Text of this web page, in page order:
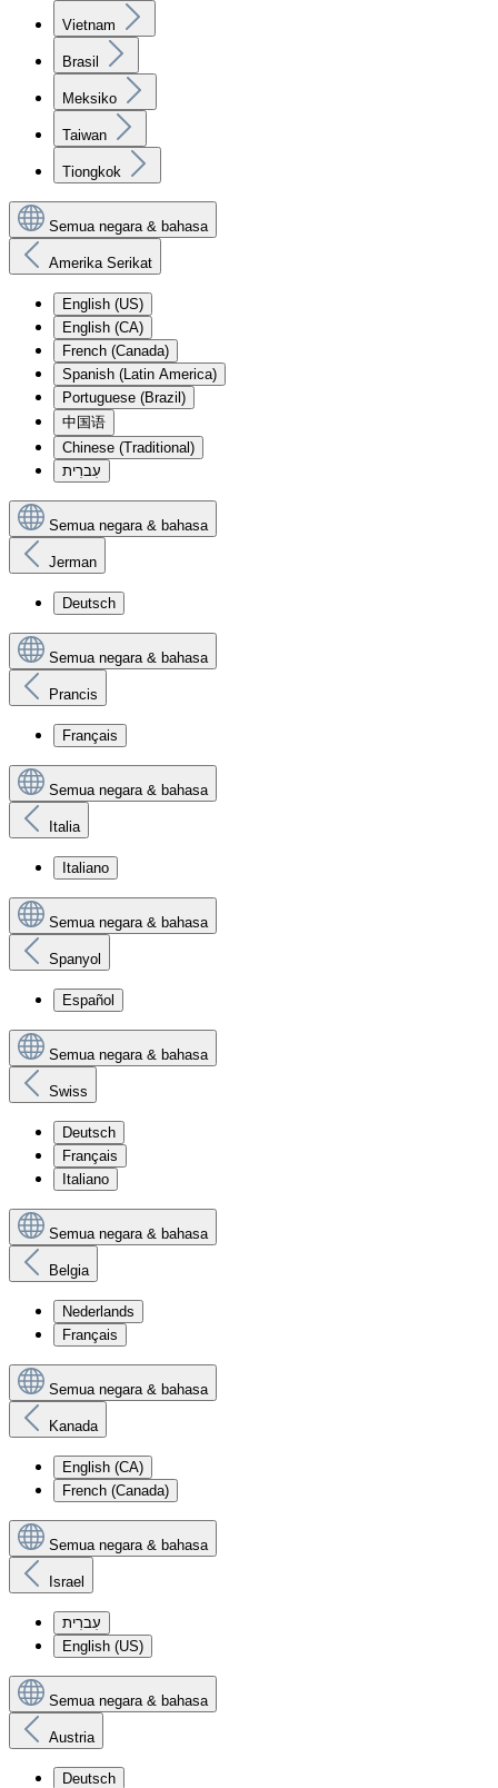
Vietnam
Brasil
Meksiko
Taiwan
Tiongkok
Semua negara & bahasa
Amerika Serikat
English (US)
English (CA)
French (Canada)
Spanish (Latin America)
Portuguese (Brazil)
中国语
Chinese (Traditional)
עִברִית
Semua negara & bahasa
Jerman
Deutsch
Semua negara & bahasa
Prancis
Français
Semua negara & bahasa
Italia
Italiano
Semua negara & bahasa
Spanyol
Español
Semua negara & bahasa
Swiss
Deutsch
Français
Italiano
Semua negara & bahasa
Belgia
Nederlands
Français
Semua negara & bahasa
Kanada
English (CA)
French (Canada)
Semua negara & bahasa
Israel
עִברִית
English (US)
Semua negara & bahasa
Austria
Deutsch